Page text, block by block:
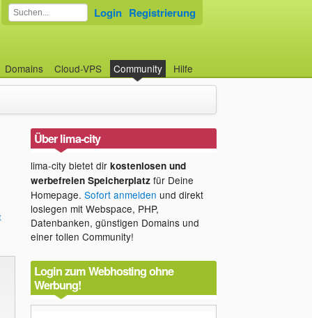
Domains Cloud-VPS Community Hilfe
Login Registrierung
Über lima-city
lima-city bietet dir kostenlosen und
werbefreien Speicherplatzfür Deine
Homepage. Sofort anmelden und direkt
loslegen mit Webspace, PHP,
Datenbanken, günstigen Domains und
einer tollen Community!
Login zum Webhosting ohne
Werbung!